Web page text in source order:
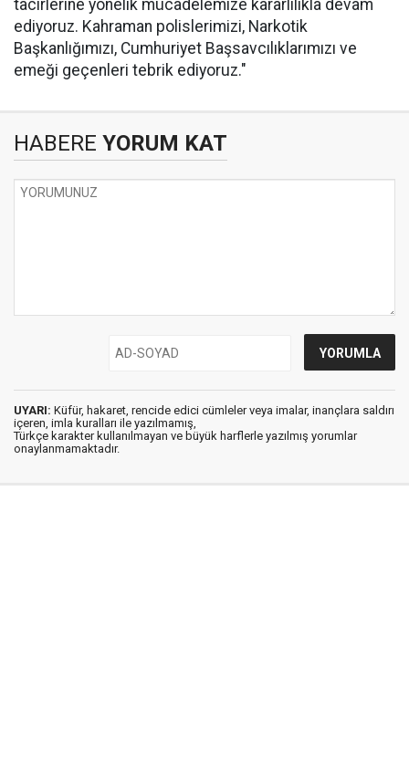
tacirlerine yönelik mücadelemize kararlılıkla devam
ediyoruz. Kahraman polislerimizi, Narkotik
Başkanlığımızı, Cumhuriyet Başsavcılıklarımızı ve
emeği geçenleri tebrik ediyoruz."
HABERE YORUM KAT
UYARI: Küfür, hakaret, rencide edici cümleler veya imalar, inançlara saldırı
içeren, imla kuralları ile yazılmamış,
Türkçe karakter kullanılmayan ve büyük harflerle yazılmış yorumlar
onaylanmamaktadır.